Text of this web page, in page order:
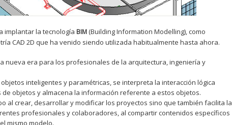
implantar la tecnología BIM (Building Information Modelling), como
CAD 2D que ha venido siendo utilizada habitualmente hasta ahora.
nueva era para los profesionales de la arquitectura, ingeniería y
inteligentes y paramétricas, se interpreta la interacción lógica
objetos y almacena la información referente a estos objetos.
al crear, desarrollar y modificar los proyectos sino que también facilita la
profesionales y colaboradores, al compartir contenidos específicos
mismo modelo.